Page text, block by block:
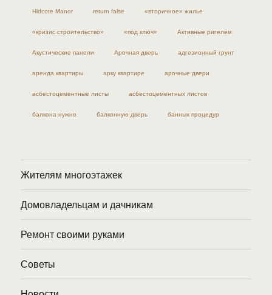
Hidcote Manor return false «вторичное» жилье
«кризис строительство» «под ключ» Активные ригелем
Акустические панели Арочная дверь адгезионный грунт
аренда квартиры арку квартире арочные двери
асбестоцементные листы асбестоцементных листов
балкона нужно балконную дверь банных процедур
Жителям многоэтажек
Домовладельцам и дачникам
Ремонт своими руками
Советы